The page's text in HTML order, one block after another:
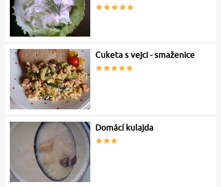
Cuketa s vejci - smaženice
Domácí kulajda